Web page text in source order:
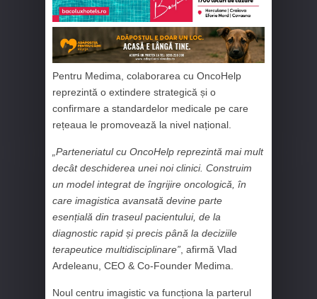
Pentru Medima, colaborarea cu OncoHelp
reprezintă o extindere strategică și o
confirmare a standardelor medicale pe care
rețeaua le promovează la nivel național.
„Parteneriatul cu OncoHelp reprezintă mai mult
decât deschiderea unei noi clinici. Construim
un model integrat de îngrijire oncologică, în
care imagistica avansată devine parte
esențială din traseul pacientului, de la
diagnostic rapid și precis până la deciziile
terapeutice multidisciplinare” , afirmă Vlad
Ardeleanu, CEO & Co‑Founder Medima.
Noul centru imagistic va funcționa la parterul